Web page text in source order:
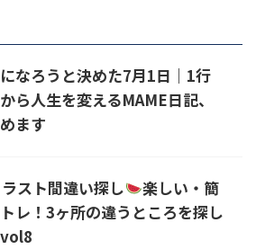
なろうと決めた7月1日｜1行
ら人生を変えるMAME日記、
ます
スト間違い探し
楽しい・簡
レ！3ヶ所の違うところを探し